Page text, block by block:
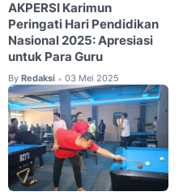
AKPERSI Karimun
Peringati Hari Pendidikan
Nasional 2025: Apresiasi
untuk Para Guru
By Redaksi • 03 Mei 2025